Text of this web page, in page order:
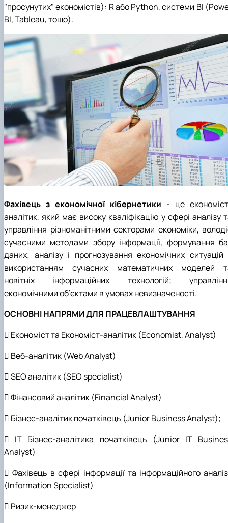
"просунутих" економістів): R або Python, системи BI
BI, Tableau, тощо).
Фахівець з економічної кібернетики - це
аналітик, який має високу кваліфікацію у сфері аналізу
управління різноманітними секторами економіки,
сучасними методами збору інформації, формування
даних; аналізу і прогнозування економічних ситуацій
використанням сучасних математичних моделей
новітніх інформаційних технологій;
економічними об’єктами в умовах невизначеності.
ОСНОВНІ НАПРЯМИ ДЛЯ ПРАЦЕВЛАШТУВАННЯ
 Економіст та Економіст-аналітик (Economist, Analyst)
 Веб-аналітик (Web Analyst)
 SEO аналітик (SEO specialist)
 Фінансовий аналітик (Financial Analyst)
 Бізнес-аналітик початківець (Junior Business Analyst);
 IT Бізнес-аналітика початківець (Junior IT
Analyst)
 Фахівець в сфері інформації та інформаційного
(Information Specialist)
 Ризик-менеджер